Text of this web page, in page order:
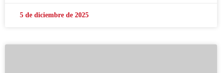
5 de diciembre de 2025